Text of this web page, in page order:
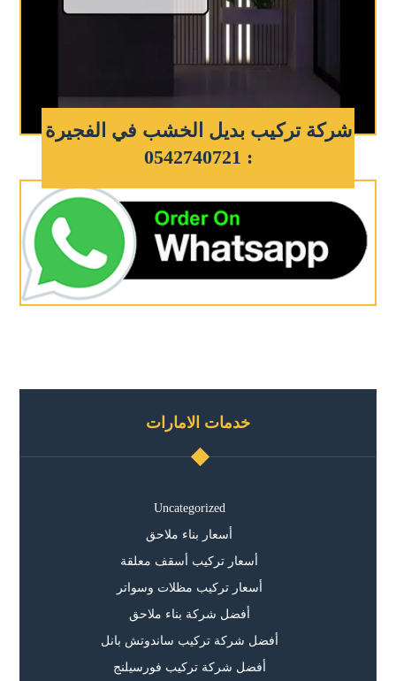
شركة تركيب بديل الخشب في الفجيرة
: 0542740721
خدمات الامارات
Uncategorized
أسعار بناء ملاحق
أسعار تركيب أسقف معلقة
أسعار تركيب مظلات وسواتر
أفضل شركة بناء ملاحق
أفضل شركة تركيب ساندوتش بانل
أفضل شركة تركيب فورسيلنج